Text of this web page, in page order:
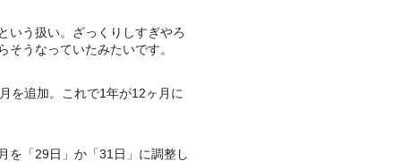
いう扱い。ざっくりしすぎやろ
うなっていたみたいです。
を追加。これで1年が12ヶ月に
を「29日」か「31日」に調整し